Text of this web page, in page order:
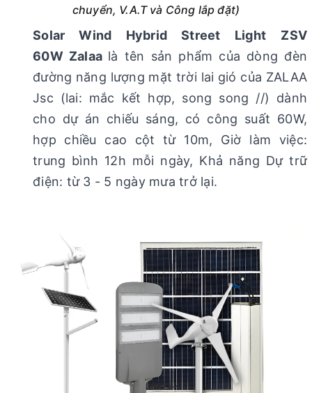
chuyển, V.A.T và Công lắp đặt)
Solar Wind Hybrid Street Light
ZSV
60W Zalaa là tên sản phẩm của dòng đèn
đường năng lượng mặt trời lai gió của ZALAA
Jsc (lai: mắc kết hợp, song song //) dành
cho dự án chiếu sáng, có công suất 60W,
hợp chiều cao cột từ 10m, Giờ làm việc:
trung bình 12h mỗi ngày, Khả năng Dự trữ
điện: từ 3 - 5 ngày mưa trở lại.